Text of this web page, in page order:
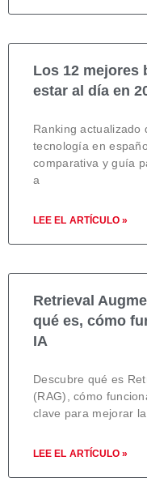
Los 12 mejores
estar al día en
Ranking actualizado
tecnología en
comparativa y guía
a
LEE EL ARTÍCULO »
Retrieval
qué es, cómo
IA
Descubre qué es
(RAG), cómo
clave para mejorar
LEE EL ARTÍCULO »